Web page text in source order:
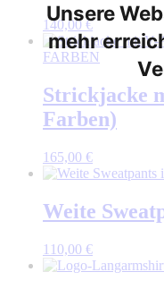
140,00€
FARBEN
Strickjacke
Farben)
165,00 €
Weite
110,00 €
Unsere
mehr